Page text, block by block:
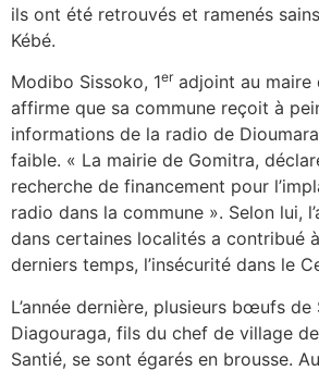
ils ont été retrouvés et ramenés
Kébé.
Modibo Sissoko, 1eradjoint au maire
affirme que sa commune reçoit à
informations de la radio de
faible. « La mairie de Gomitra,
recherche de financement pour
radio dans la commune ». Selon lui,
dans certaines localités a contribué
derniers temps, l’insécurité dans le
L’année dernière, plusieurs bœufs de
Diagouraga, fils du chef de village
Santié, se sont égarés en brousse.